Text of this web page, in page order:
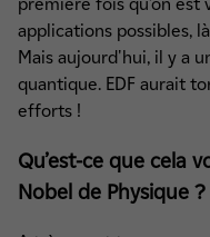
applications possibles,
Mais aujourd'hui, il y a
quantique. EDF aurait
efforts !
Qu’est-ce que cela
Nobel de Physique ?